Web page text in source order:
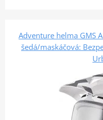
Adventure helma GMS
šedá/maskáčová: